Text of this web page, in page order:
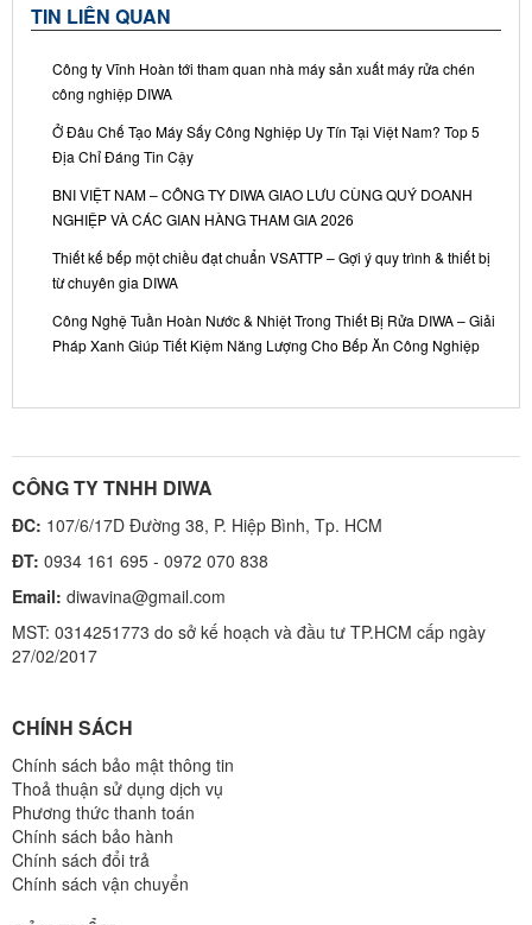
TIN LIÊN QUAN
Công ty Vĩnh Hoàn tới tham quan nhà máy sản xuất máy rửa chén
công nghiệp DIWA
Ở Đâu Chế Tạo Máy Sấy Công Nghiệp Uy Tín Tại Việt Nam? Top 5
Địa Chỉ Đáng Tin Cậy
BNI VIỆT NAM – CÔNG TY DIWA GIAO LƯU CÙNG QUÝ DOANH
NGHIỆP VÀ CÁC GIAN HÀNG THAM GIA 2026
Thiết kế bếp một chiều đạt chuẩn VSATTP – Gợi ý quy trình & thiết bị
từ chuyên gia DIWA
Công Nghệ Tuần Hoàn Nước & Nhiệt Trong Thiết Bị Rửa DIWA – Giải
Pháp Xanh Giúp Tiết Kiệm Năng Lượng Cho Bếp Ăn Công Nghiệp
CÔNG TY TNHH DIWA
ĐC: 107/6/17D Đường 38, P. Hiệp Bình, Tp. HCM
ĐT: 0934 161 695 - 0972 070 838
Email: diwavina@gmail.com
MST: 0314251773 do sở kế hoạch và đầu tư TP.HCM cấp ngày
27/02/2017
CHÍNH SÁCH
Chính sách bảo mật thông tin
Thoả thuận sử dụng dịch vụ
Phương thức thanh toán
Chính sách bảo hành
Chính sách đổi trả
Chính sách vận chuyển